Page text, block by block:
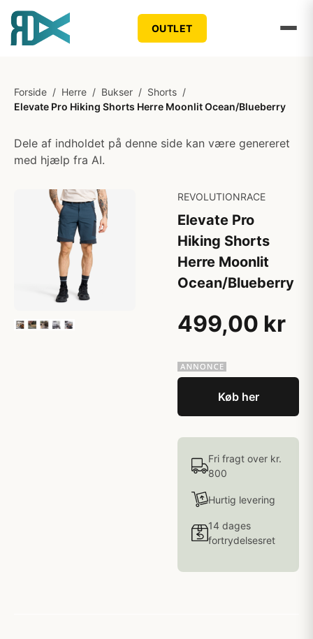
OUTLET
Forside / Herre / Bukser / Shorts /
Elevate Pro Hiking Shorts Herre Moonlit Ocean/Blueberry
Dele af indholdet på denne side kan være genereret
med hjælp fra AI.
REVOLUTIONRACE
Elevate Pro
Hiking Shorts
Herre Moonlit
Ocean/Blueberry
499,00 kr
Køb her
Fri fragt over kr.
800
Hurtig levering
14 dages
fortrydelsesret